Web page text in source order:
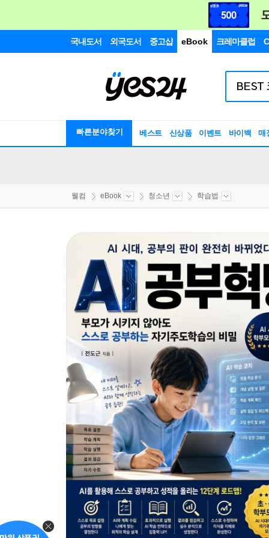
국내도서 외국도서 중고샵 eBook 크레마클럽
빠른분야찾기 베스트 신상품 이벤트 바이백 매
웰컴 eBook 청소년 학습법